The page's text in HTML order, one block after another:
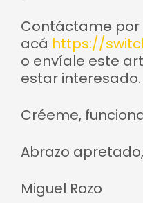
Contáctame por
acá https://
o envíale este
estar interesado.
Créeme,
Abrazo apretado,
Miguel Rozo